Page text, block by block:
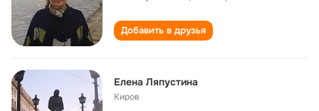
Добавить в друзья
Елена Ляпустина
Киров